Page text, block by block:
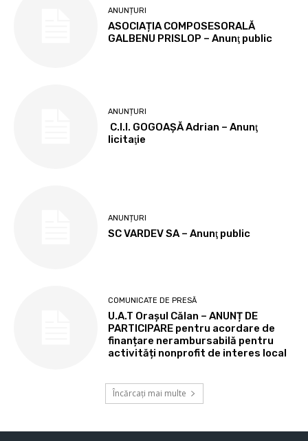
ANUNȚURI
ASOCIAȚIA COMPOSESORALĂ
GALBENU PRISLOP – Anunţ public
ANUNȚURI
C.I.I. GOGOAŞĂ Adrian – Anunţ
licitaţie
ANUNȚURI
SC VARDEV SA – Anunţ public
COMUNICATE DE PRESĂ
U.A.T Orașul Călan – ANUNȚ DE
PARTICIPARE pentru acordare de
finanțare nerambursabilă pentru
activități nonprofit de interes local
Încărcați mai multe